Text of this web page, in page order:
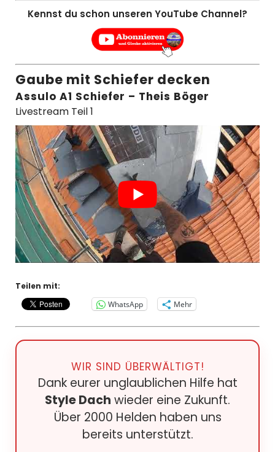
Kennst du schon unseren YouTube Channel?
Gaube mit Schiefer decken
Assulo A1 Schiefer – Theis Böger
Livestream Teil 1
Teilen mit:
WhatsApp
Mehr
WIR SIND ÜBERWÄLTIGT!
Dank eurer unglaublichen Hilfe hat
Style Dach wieder eine Zukunft.
Über 2000 Helden haben uns
bereits unterstützt.